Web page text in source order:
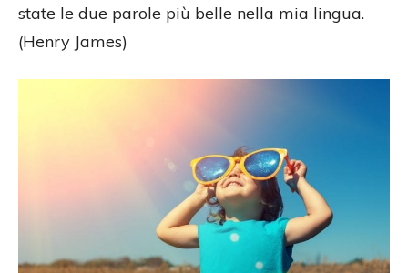
state le due parole più belle nella mia lingua.
(Henry James)